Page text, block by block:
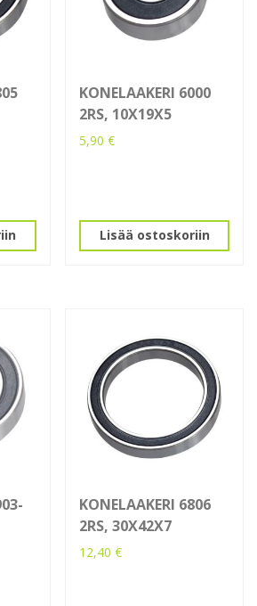
KONELAAKERI 6000
2RS, 10X19X5
5,90€
Lisää ostoskoriin
KONELAAKERI 6806
2RS, 30X42X7
12,40€